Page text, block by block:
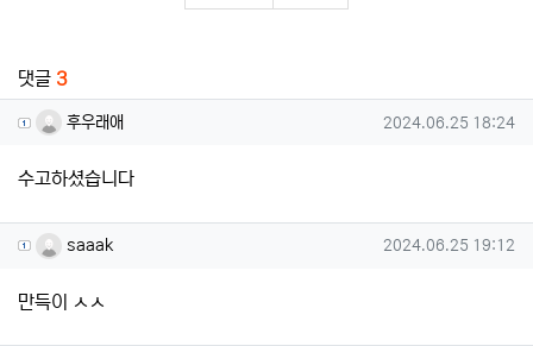
추천
비추천
댓글 3
후우래애님의 댓글
후우래애 작성일
2024.06.25 18:24
수고하셨습니다
saaak님의 댓글
saaak 작성일
2024.06.25 19:12
만득이 ㅅㅅ